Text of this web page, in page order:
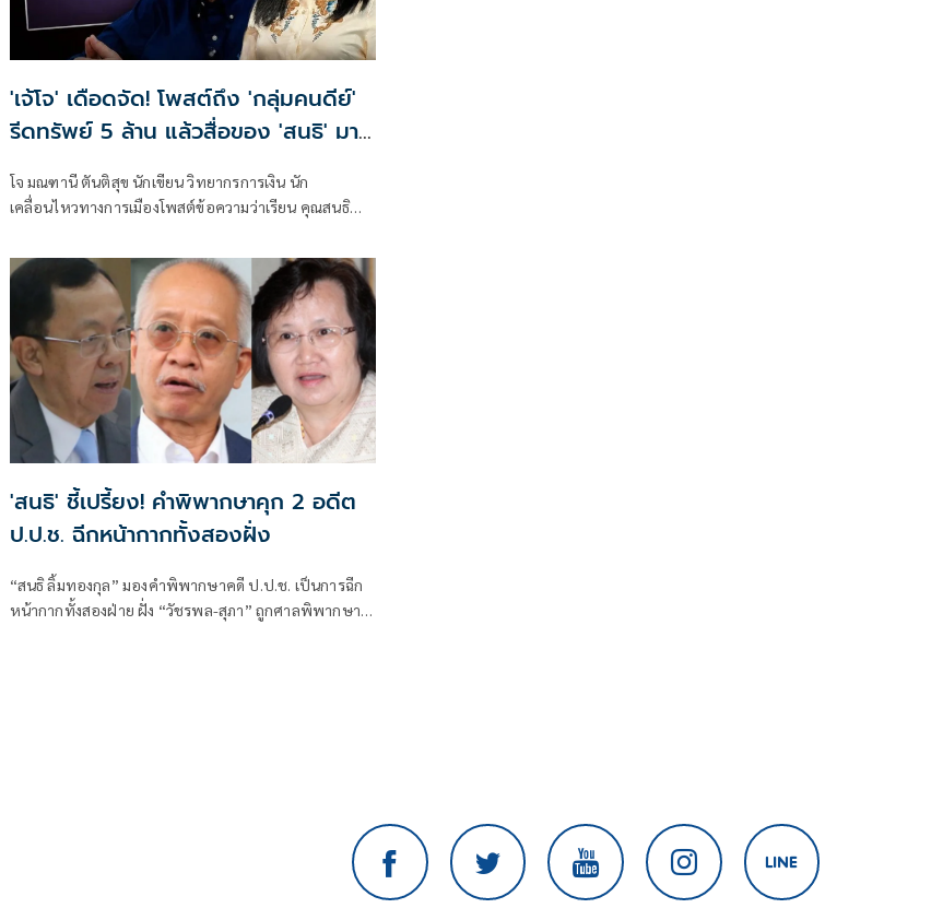
'เจ้โจ' เดือดจัด! โพสต์ถึง 'กลุ่มคนดีย์'
รีดทรัพย์ 5 ล้าน แล้วสื่อของ 'สนธิ' มา
โจ มณฑานี ตันติสุข นักเขียน วิทยากรการเงิน นัก
เคลื่อนไหวทางการเมืองโพสต์ข้อความว่าเรียน คุณสนธิ
'สนธิ' ชี้เปรี้ยง! คำพิพากษาคุก 2 อดีต
ป.ป.ช. ฉีกหน้ากากทั้งสองฝั่ง
“สนธิ ลิ้มทองกุล” มองคำพิพากษาคดี ป.ป.ช. เป็นการฉีก
หน้ากากทั้งสองฝ่าย ฝั่ง “วัชรพล-สุภา” ถูกศาลพิพากษา